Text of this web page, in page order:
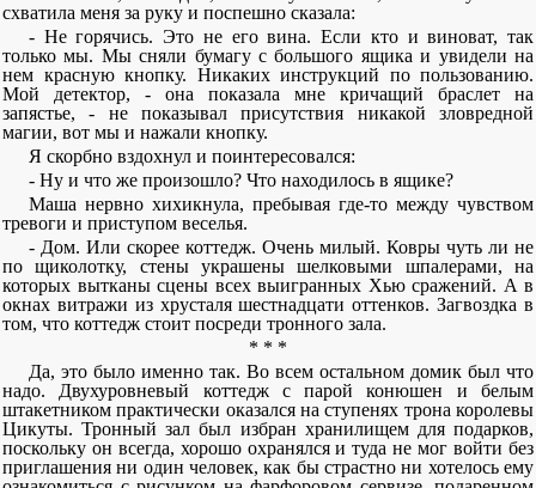
схватила меня за руку и поспешно сказала:
- Не горячись. Это не его вина. Если кто и виноват, так
только мы. Мы сняли бумагу с большого ящика и увидели на
нем красную кнопку. Никаких инструкций по пользованию.
Мой детектор, - она показала мне кричащий браслет на
запястье, - не показывал присутствия никакой зловредной
магии, вот мы и нажали кнопку.
Я скорбно вздохнул и поинтересовался:
- Ну и что же произошло? Что находилось в ящике?
Маша нервно хихикнула, пребывая где-то между чувством
тревоги и приступом веселья.
- Дом. Или скорее коттедж. Очень милый. Ковры чуть ли не
по щиколотку, стены украшены шелковыми шпалерами, на
которых вытканы сцены всех выигранных Хью сражений. А в
окнах витражи из хрусталя шестнадцати оттенков. Загвоздка в
том, что коттедж стоит посреди тронного зала.
* * *
Да, это было именно так. Во всем остальном домик был что
надо. Двухуровневый коттедж с парой конюшен и белым
штакетником практически оказался на ступенях трона королевы
Цикуты. Тронный зал был избран хранилищем для подарков,
поскольку он всегда, хорошо охранялся и туда не мог войти без
приглашения ни один человек, как бы страстно ни хотелось ему